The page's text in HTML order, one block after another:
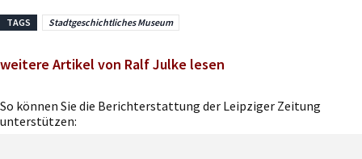
TAGS Stadtgeschichtliches Museum
weitere Artikel von Ralf Julke lesen
So können Sie die Berichterstattung der Leipziger Zeitung
unterstützen: